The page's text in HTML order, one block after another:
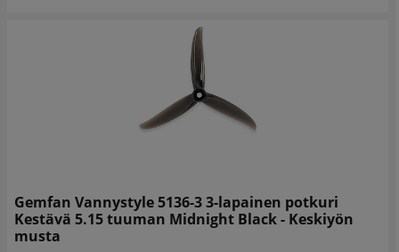
Gemfan Vannystyle 5136-3 3-lapainen potkuri
Kestävä 5.15 tuuman Midnight Black - Keskiyön
musta